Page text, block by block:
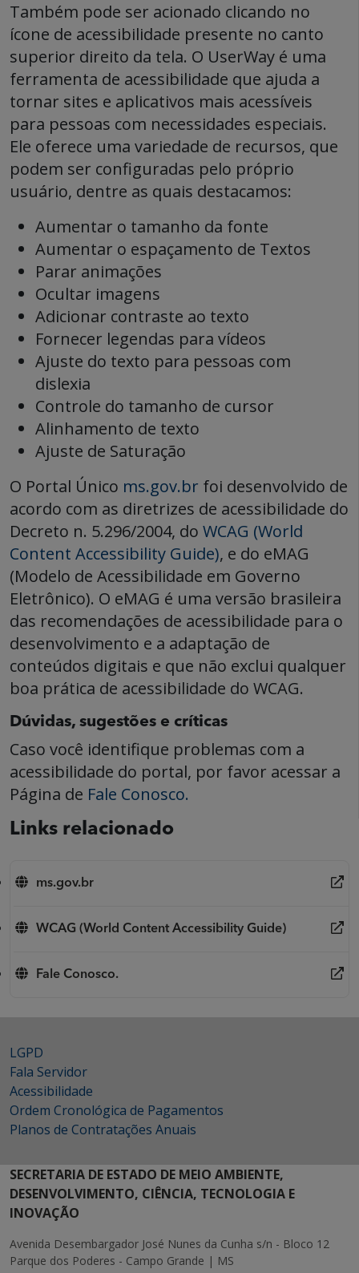
Também pode ser acionado clicando no
ícone de acessibilidade presente no canto
superior direito da tela. O UserWay é uma
ferramenta de acessibilidade que ajuda a
tornar sites e aplicativos mais acessíveis
para pessoas com necessidades especiais.
Ele oferece uma variedade de recursos, que
podem ser configuradas pelo próprio
usuário, dentre as quais destacamos:
Aumentar o tamanho da fonte
Aumentar o espaçamento de Textos
Parar animações
Ocultar imagens
Adicionar contraste ao texto
Fornecer legendas para vídeos
Ajuste do texto para pessoas com
dislexia
Controle do tamanho de cursor
Alinhamento de texto
Ajuste de Saturação
O Portal Único ms.gov.br foi desenvolvido de
acordo com as diretrizes de acessibilidade do
Decreto n. 5.296/2004, do WCAG (World
Content Accessibility Guide), e do eMAG
(Modelo de Acessibilidade em Governo
Eletrônico). O eMAG é uma versão brasileira
das recomendações de acessibilidade para o
desenvolvimento e a adaptação de
conteúdos digitais e que não exclui qualquer
boa prática de acessibilidade do WCAG.
Dúvidas, sugestões e críticas
Caso você identifique problemas com a
acessibilidade do portal, por favor acessar a
Página de Fale Conosco.
Links relacionado
ms.gov.br
WCAG (World Content Accessibility Guide)
Fale Conosco.
LGPD
Fala Servidor
Acessibilidade
Ordem Cronológica de Pagamentos
Planos de Contratações Anuais
SECRETARIA DE ESTADO DE MEIO AMBIENTE,
DESENVOLVIMENTO, CIÊNCIA, TECNOLOGIA E
INOVAÇÃO
Avenida Desembargador José Nunes da Cunha s/n - Bloco 12
Parque dos Poderes - Campo Grande | MS